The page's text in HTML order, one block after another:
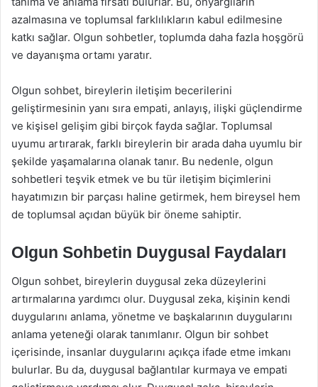
azalmasına ve toplumsal farklılıkların kabul edilmesine
katkı sağlar. Olgun sohbetler, toplumda daha fazla hoşgörü
ve dayanışma ortamı yaratır.
Olgun sohbet, bireylerin iletişim becerilerini
geliştirmesinin yanı sıra empati, anlayış, ilişki güçlendirme
ve kişisel gelişim gibi birçok fayda sağlar. Toplumsal
uyumu artırarak, farklı bireylerin bir arada daha uyumlu bir
şekilde yaşamalarına olanak tanır. Bu nedenle, olgun
sohbetleri teşvik etmek ve bu tür iletişim biçimlerini
hayatımızın bir parçası haline getirmek, hem bireysel hem
de toplumsal açıdan büyük bir öneme sahiptir.
Olgun Sohbetin Duygusal Faydaları
Olgun sohbet, bireylerin duygusal zeka düzeylerini
artırmalarına yardımcı olur. Duygusal zeka, kişinin kendi
duygularını anlama, yönetme ve başkalarının duygularını
anlama yeteneği olarak tanımlanır. Olgun bir sohbet
içerisinde, insanlar duygularını açıkça ifade etme imkanı
bulurlar. Bu da, duygusal bağlantılar kurmaya ve empati